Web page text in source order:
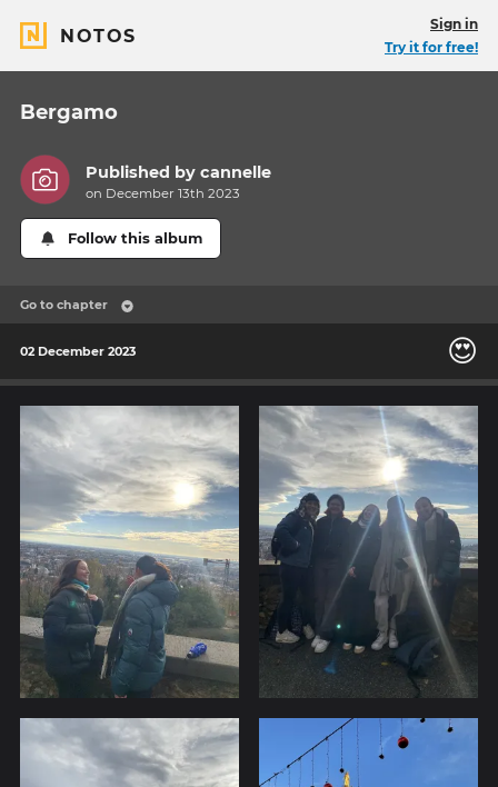
NOTOS
Sign in
Try it for free!
Bergamo
Published bycannelle
on December 13th 2023
Follow this album
Go to chapter
02 December 2023 😍